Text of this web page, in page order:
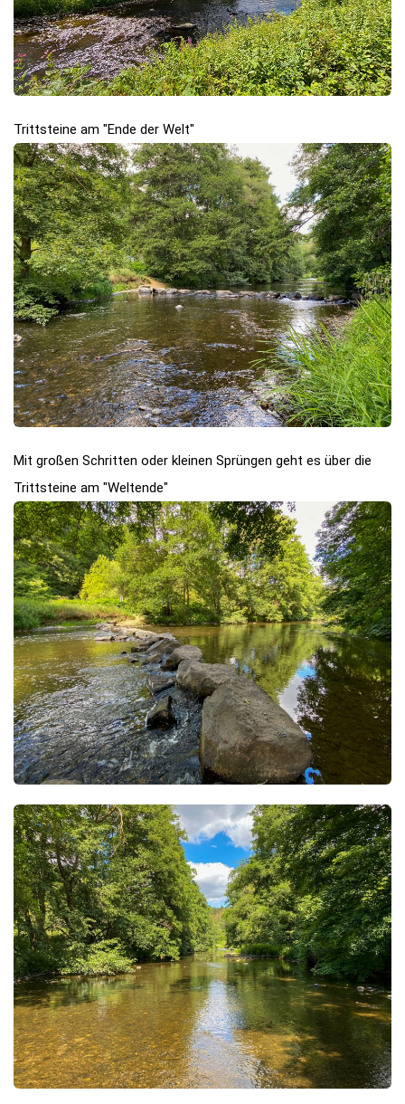
Trittsteine am "Ende der Welt"
Mit großen Schritten oder kleinen Sprüngen geht es über die
Trittsteine am "Weltende"